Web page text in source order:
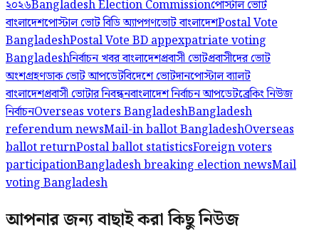
২০২৬Bangladesh Election Commissionপোস্টাল ভোট
বাংলাদেশপোস্টাল ভোট বিডি অ্যাপগণভোট বাংলাদেশPostal Vote
BangladeshPostal Vote BD appexpatriate voting
Bangladeshনির্বাচন খবর বাংলাদেশপ্রবাসী ভোটপ্রবাসীদের ভোট
অংশগ্রহণডাক ভোট আপডেটবিদেশে ভোটদানপোস্টাল ব্যালট
বাংলাদেশপ্রবাসী ভোটার নিবন্ধনবাংলাদেশ নির্বাচন আপডেটব্রেকিং নিউজ
নির্বাচনOverseas voters BangladeshBangladesh
referendum newsMail-in ballot BangladeshOverseas
ballot returnPostal ballot statisticsForeign voters
participationBangladesh breaking election newsMail
voting Bangladesh
আপনার জন্য বাছাই করা কিছু নিউজ